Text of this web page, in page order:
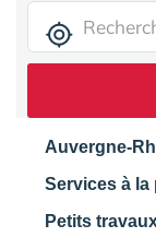
Auvergne-
Services à la
Petits